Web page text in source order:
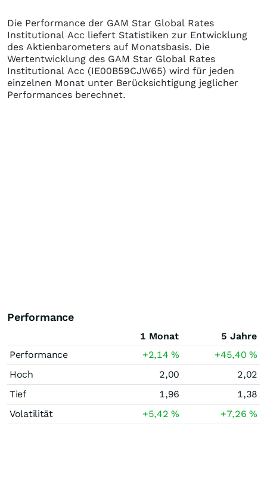
Die Performance der GAM Star Global Rates
Institutional Acc liefert Statistiken zur Entwicklung
des Aktienbarometers auf Monatsbasis. Die
Wertentwicklung des GAM Star Global Rates
Institutional Acc (IE00B59CJW65) wird für jeden
einzelnen Monat unter Berücksichtigung jeglicher
Performances berechnet.
Performance
1 Monat
5 Jahre
Performance
+2,14% +45,40%
Hoch
2,00
2,02
Tief
1,96
1,38
Volatilität
+5,42% +7,26%